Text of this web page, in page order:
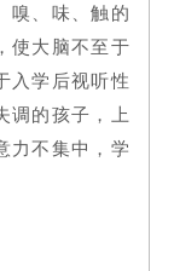
嗅、味、触的
使大脑不至于
入学后视听性
调的孩子，上
力不集中，学